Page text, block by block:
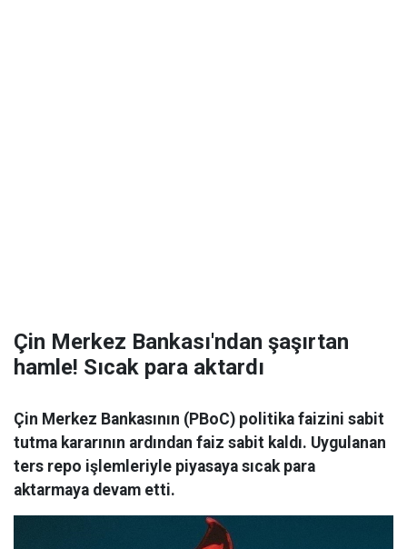
Çin Merkez Bankası'ndan şaşırtan
hamle! Sıcak para aktardı
Çin Merkez Bankasının (PBoC) politika faizini sabit
tutma kararının ardından faiz sabit kaldı. Uygulanan
ters repo işlemleriyle piyasaya sıcak para
aktarmaya devam etti.